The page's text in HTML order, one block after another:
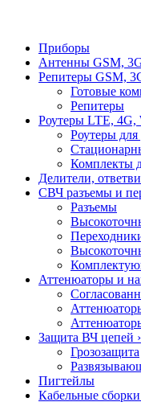
Приборы
Антенны GSM,
Репитеры GSM,
Готовые
Репитеры
Роутеры LTE, 4G,
Роутеры для
Комплекты
Делители,
СВЧ разъемы и
Разъемы
Аттенюаторы и
Защита ВЧ цепей ›
Грозозащита
Пигтейлы
Кабельные